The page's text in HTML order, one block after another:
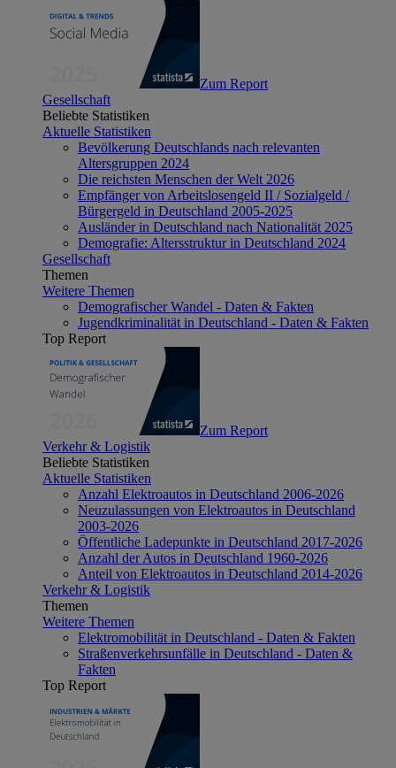
Zum Report
Gesellschaft
Beliebte Statistiken
Aktuelle Statistiken
Bevölkerung Deutschlands nach relevanten
Altersgruppen 2024
Die reichsten Menschen der Welt 2026
Empfänger von Arbeitslosengeld II / Sozialgeld /
Bürgergeld in Deutschland 2005-2025
Ausländer in Deutschland nach Nationalität 2025
Demografie: Altersstruktur in Deutschland 2024
Gesellschaft
Themen
Weitere Themen
Demografischer Wandel - Daten & Fakten
Jugendkriminalität in Deutschland - Daten & Fakten
Top Report
Zum Report
Verkehr & Logistik
Beliebte Statistiken
Aktuelle Statistiken
Anzahl Elektroautos in Deutschland 2006-2026
Neuzulassungen von Elektroautos in Deutschland
2003-2026
Öffentliche Ladepunkte in Deutschland 2017-2026
Anzahl der Autos in Deutschland 1960-2026
Anteil von Elektroautos in Deutschland 2014-2026
Verkehr & Logistik
Themen
Weitere Themen
Elektromobilität in Deutschland - Daten & Fakten
Straßenverkehrsunfälle in Deutschland - Daten &
Fakten
Top Report